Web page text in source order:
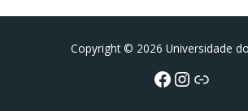
Copyright © 2026 Universidade
Facebook
Instagram da FCTPortal da UAc